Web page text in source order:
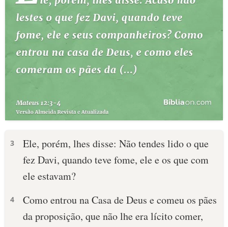
3
Ele, porém, lhes disse: Não tendes lido o que
fez Davi, quando teve fome, ele e os que com
ele estavam?
4
Como entrou na Casa de Deus e comeu os pães
da proposição, que não lhe era lícito comer,